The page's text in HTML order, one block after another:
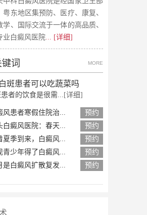
粤东地区集预防、医疗、康复、
学、国际交流于一体的高品质、
业白癜风医院... [详细]
词 MORE
白斑患者可以吃蔬菜吗
患者的饮食是很需...[详细]
风患者寒假住院治... 预约
白癜风医院：春天... 预约
夏季到来，白癜风... 预约
青少年得了白癜风... 预约
是白癜风扩散复发... 预约